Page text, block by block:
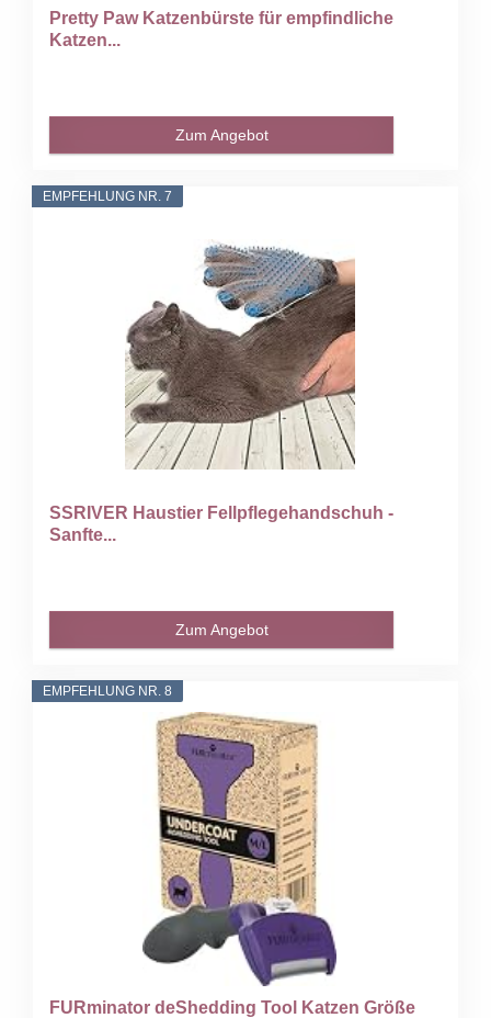
Pretty Paw Katzenbürste für empfindliche
Katzen...
Zum Angebot
EMPFEHLUNG NR. 7
SSRIVER Haustier Fellpflegehandschuh -
Sanfte...
Zum Angebot
EMPFEHLUNG NR. 8
FURminator deShedding Tool Katzen Größe